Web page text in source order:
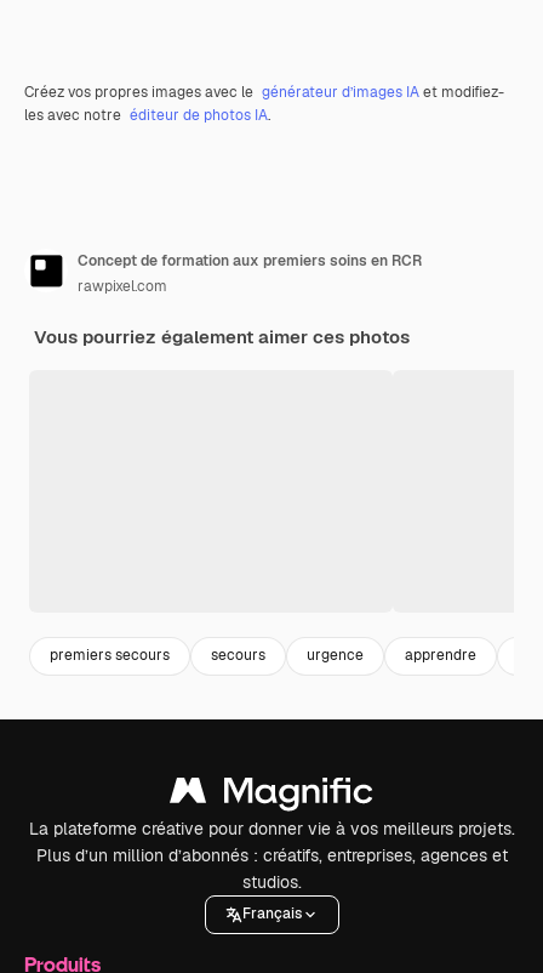
Créez vos propres images avec le générateur d’images IAet modifiez-
les avec notre éditeur de photos IA.
Concept de formation aux premiers soins en RCR
rawpixel.com
Vous pourriez également aimer ces photos
premiers secours secours urgence apprendre
La plateforme créative pour donner vie à vos meilleurs projets.
Plus d’un million d’abonnés : créatifs, entreprises, agences et
studios.
Français
Produits